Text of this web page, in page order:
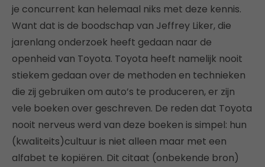
je concurrent kan helemaal niks met deze kennis.
Want dat is de boodschap van Jeffrey Liker, die
jarenlang onderzoek heeft gedaan naar de
openheid van Toyota. Toyota heeft namelijk nooit
stiekem gedaan over de methoden en technieken
die zij gebruiken om auto’s te produceren, er zijn
vele boeken over geschreven. De reden dat Toyota
nooit nerveus werd van deze boeken is simpel: hun
(kwaliteits)cultuur is niet alleen maar met een
alfabet te kopiëren. Dit citaat (onbekende bron)